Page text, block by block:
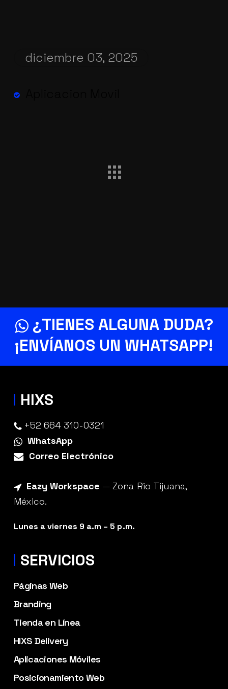
diciembre 03, 2025
¿TIENES ALGUNA DUDA?
¡ENVÍANOS UN WHATSAPP!
HIXS
+52 664 310-0321
WhatsApp
Correo Electrónico
Eazy Workspace — Zona Rio Tijuana,
México.
Lunes a viernes 9 a.m – 5 p.m.
SERVICIOS
Páginas Web
Branding
Tienda en Línea
HIXS Delivery
Aplicaciones Móviles
Posicionamiento Web